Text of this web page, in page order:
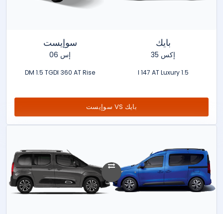
بايك
إكس 35
1.5 l 147 AT Luxury
سوإيست
إس 06
DM 1.5 TGDI 360 AT Rise
بايك VS سوإيست